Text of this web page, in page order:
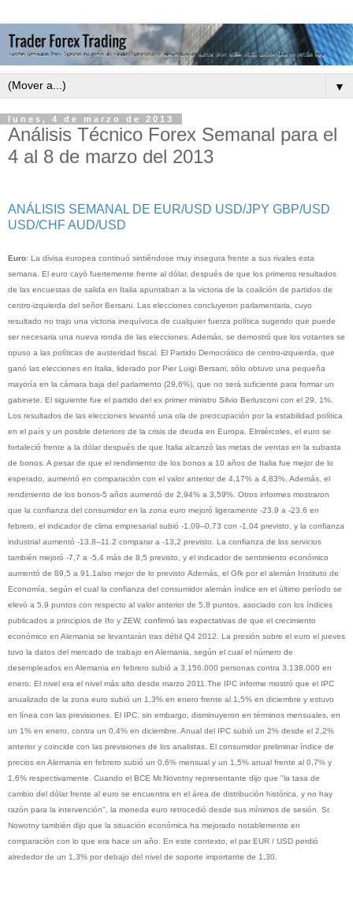
▼
lunes, 4 de marzo de 2013
Análisis Técnico Forex Semanal para el
4 al 8 de marzo del 2013
ANÁLISIS SEMANAL DE EUR/USD USD/JPY GBP/USD
USD/CHF AUD/USD
Euro: La divisa europea continuó sintiéndose muy insegura frente a sus rivales esta
semana. El euro cayó fuertemente frente al dólar, después de que los primeros resultados
de las encuestas de salida en Italia apuntaban a la victoria de la coalición de partidos de
centro-izquierda del señor Bersani. Las elecciones concluyeron parlamentaria, cuyo
resultado no trajo una victoria inequívoca de cualquier fuerza política sugerido que puede
ser necesaria una nueva ronda de las elecciones. Además, se demostró que los votantes se
opuso a las políticas de austeridad fiscal. El Partido Democrático de centro-izquierda, que
ganó las elecciones en Italia, liderado por Pier Luigi Bersani, sólo obtuvo una pequeña
mayoría en la cámara baja del parlamento (29,6%), que no será suficiente para formar un
gabinete. El siguiente fue el partido del ex primer ministro Silvio Berlusconi con el 29, 1%.
Los resultados de las elecciones levantó una ola de preocupación por la estabilidad política
en el país y un posible deterioro de la crisis de deuda en Europa. Elmiércoles, el euro se
fortaleció frente a la dólar después de que Italia alcanzó las metas de ventas en la subasta
de bonos. A pesar de que el rendimiento de los bonos a 10 años de Italia fue mejor de lo
esperado, aumentó en comparación con el valor anterior de 4,17% a 4,83%. Además, el
rendimiento de los bonos-5 años aumentó de 2,94% a 3,59%. Otros informes mostraron
que la confianza del consumidor en la zona euro mejoró ligeramente -23.9 a -23.6 en
febrero, el indicador de clima empresarial subió -1,09--0,73 con -1,04 previsto, y la confianza
industrial aumentó -13.8--11.2 comparar a -13,2 previsto. La confianza de los servicios
también mejoró -7,7 a -5,4 más de 8,5 previsto, y el indicador de sentimiento económico
aumentó de 89,5 a 91.1also mejor de lo previsto Además, el Gfk por el alemán Instituto de
Economía, según el cual la confianza del consumidor alemán índice en el último período se
elevó a 5,9 puntos con respecto al valor anterior de 5,8 puntos, asociado con los índices
publicados a principios de Ifo y ZEW, confirmó las expectativas de que el crecimiento
económico en Alemania se levantarán tras débil Q4 2012. La presión sobre el euro el jueves
tuvo la datos del mercado de trabajo en Alemania, según el cual el número de
desempleados en Alemania en febrero subió a 3.156.000 personas contra 3.138.000 en
enero. El nivel era el nivel más alto desde marzo 2011.The IPC informe mostró que el IPC
anualizado de la zona euro subió un 1,3% en enero frente al 1,5% en diciembre y estuvo
en línea con las previsiones. El IPC, sin embargo, disminuyeron en términos mensuales, en
un 1% en enero, contra un 0,4% en diciembre. Anual del IPC subió un 2% desde el 2,2%
anterior y coincide con las previsiones de los analistas. El consumidor preliminar índice de
precios en Alemania en febrero subió un 0,6% mensual y un 1,5% anual frente al 0,7% y
1,6% respectivamente. Cuando el BCE Mr.Novotny representante dijo que "la tasa de
cambio del dólar frente al euro se encuentra en el área de distribución histórica, y no hay
razón para la intervención", la moneda euro retrocedió desde sus mínimos de sesión. Sr.
Nowotny también dijo que la situación económica ha mejorado notablemente en
comparación con lo que era hace un año. En este contexto, el par EUR / USD perdió
alrededor de un 1,3% por debajo del nivel de soporte importante de 1,30.